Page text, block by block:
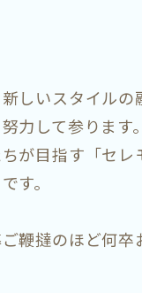
しいスタイルの
力して参ります。
が目指す「セレ
す。
鞭撻のほど何卒